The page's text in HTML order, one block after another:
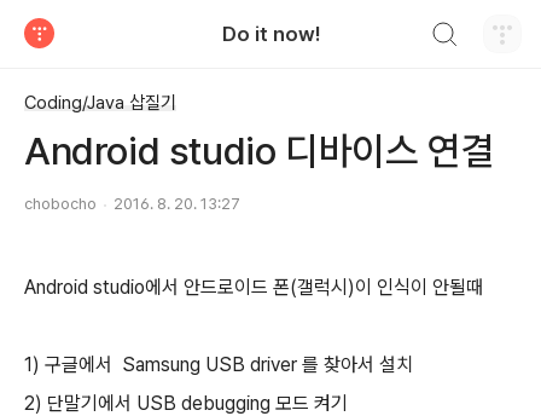
Do it now!
Coding/Java 삽질기
Android studio 디바이스 연결
chobocho 2016. 8. 20. 13:27
Android studio에서 안드로이드 폰(갤럭시)이 인식이 안될때
1) 구글에서 Samsung USB driver 를 찾아서 설치
2) 단말기에서 USB debugging 모드 켜기